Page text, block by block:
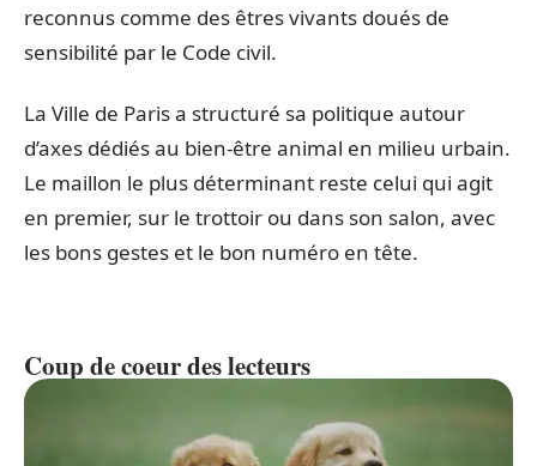
reconnus comme des êtres vivants doués de
sensibilité par le Code civil.
La Ville de Paris a structuré sa politique autour
d’axes dédiés au bien-être animal en milieu urbain.
Le maillon le plus déterminant reste celui qui agit
en premier, sur le trottoir ou dans son salon, avec
les bons gestes et le bon numéro en tête.
Coup de coeur des lecteurs